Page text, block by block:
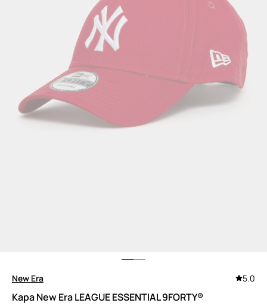
New Era 5.0
Kapa New Era LEAGUE ESSENTIAL 9FORTY®